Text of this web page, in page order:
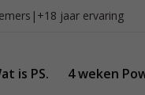
| +18 jaar ervaring
is PS. 4 weken